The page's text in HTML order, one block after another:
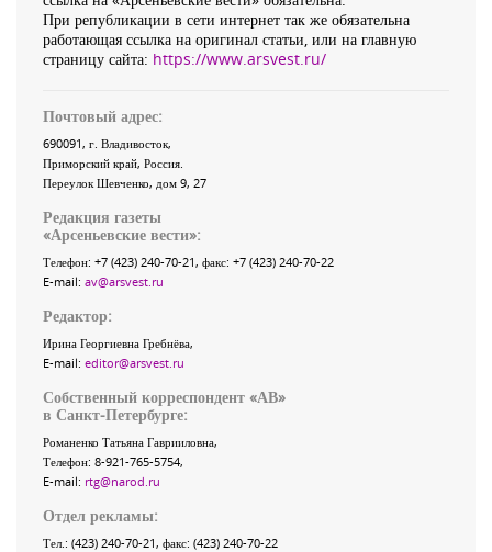
При републикации в сети интернет так же обязательна
работающая ссылка на оригинал статьи, или на главную
страницу сайта: https://www.arsvest.ru/
Почтовый адрес:
690091, г. Владивосток,
Приморский край, Россия
Переулок Шевченко, дом 9, 27
Редакция газеты
«Арсеньевские вести»:
Телефон: +7 (423) 240-70-21, факс: +7 (423) 240-70-22
E-mail: av@arsvest.ru
Редактор:
Ирина Георгиевна Гребнёва,
E-mail: editor@arsvest.ru
Собственный корреспондент «АВ»
в Санкт-Петербурге:
Романенко Татьяна Гаврииловна,
Телефон: 8-921-765-5754,
E-mail: rtg@narod.ru
Отдел рекламы:
Тел.: (423) 240-70-21, факс: (423) 240-70-22